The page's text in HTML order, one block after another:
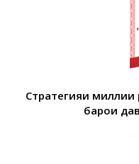
Стратегияи миллии
барои